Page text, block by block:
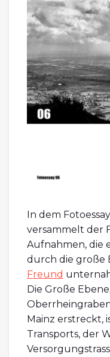
In dem
versammelt der
Aufnahmen, die
durch die große
Freund
Die Große
Mainz erstreckt,
Transports, der